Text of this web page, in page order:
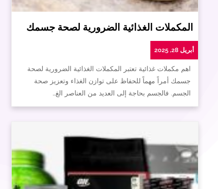
المكملات الغذائية الضرورية لصحة جسمك
أبريل 28, 2025
اهم مكملات غذائية تعتبر المكملات الغذائية الضرورية لصحة
جسمك أمراً مهماً للحفاظ على توازن الغذاء وتعزيز صحة
الجسم. فالجسم بحاجة إلى العديد من العناصر الغ…